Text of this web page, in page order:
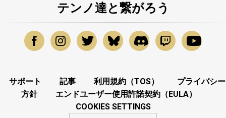
テンノ達と繋がろう
サポート 記事 利用規約（TOS）
プライバシー
方針
エンドユーザー使用許諾契約（EULA）
COOKIES SETTINGS